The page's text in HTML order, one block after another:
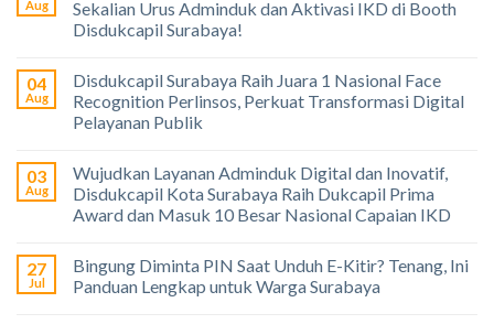
Aug
Sekalian Urus Adminduk dan Aktivasi IKD di Booth
Disdukcapil Surabaya!
04
Aug
Disdukcapil Surabaya Raih Juara 1 Nasional Face
Recognition Perlinsos, Perkuat Transformasi Digital
Pelayanan Publik
03
Aug
Wujudkan Layanan Adminduk Digital dan Inovatif,
Disdukcapil Kota Surabaya Raih Dukcapil Prima
Award dan Masuk 10 Besar Nasional Capaian IKD
27
Jul
Bingung Diminta PIN Saat Unduh E-Kitir? Tenang, Ini
Panduan Lengkap untuk Warga Surabaya